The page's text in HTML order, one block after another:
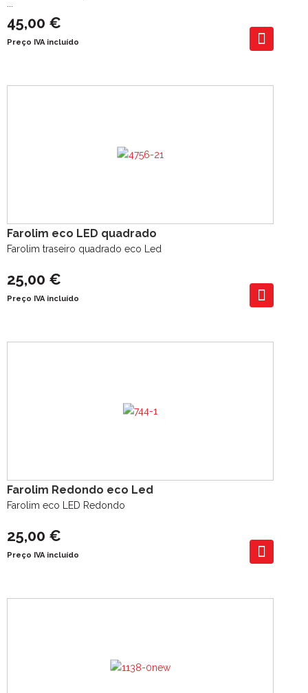
...
45,00 €
Preço IVA incluído
Farolim eco LED quadrado
Farolim traseiro quadrado eco Led
25,00 €
Preço IVA incluído
Farolim Redondo eco Led
Farolim eco LED Redondo
25,00 €
Preço IVA incluído